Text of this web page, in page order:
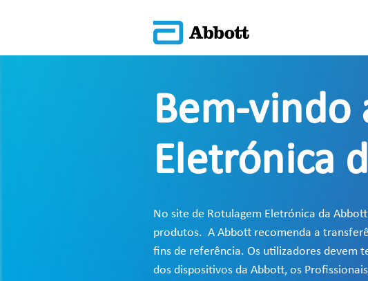
Bem-vindo
Eletrónica
No site de Rotulagem Eletrónica da
produtos. A Abbott recomenda a
fins de referência. Os utilizadores devem
dos dispositivos da Abbott, os